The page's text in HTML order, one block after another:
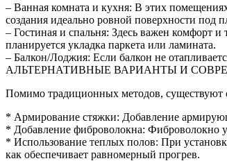
– Ванная комната и кухня: В этих
создания идеально ровной поверхности под
– Гостиная и спальня: Здесь важен комфорт
планируется укладка паркета или ламината.
– Балкон/Лоджия: Если балкон не
АЛЬТЕРНАТИВНЫЕ ВАРИАНТЫ И
Помимо традиционных методов, существуют
* Армирование стяжки: Добавление
* Добавление фиброволокна: Фиброволокно
* Использование теплых полов: При
как обеспечивает равномерный прогрев.